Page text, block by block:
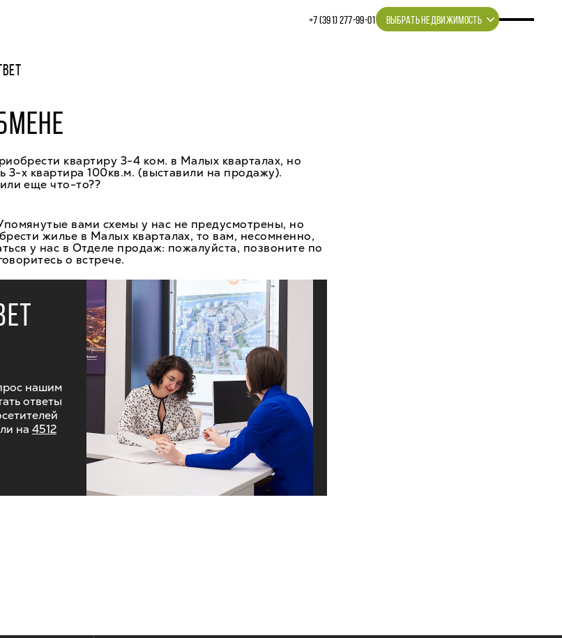
+7 (391) 277‒99‒01 ВЫБРАТЬ НЕДВИЖИМОСТЬ
квартиру 3-4 ком. в Малых кварталах, но
3-х квартира 100кв.м. (выставили на продажу).
еще что-то??
вами схемы у нас не предусмотрены, но
жилье в Малых кварталах, то вам, несомненно,
у нас в Отделе продаж: пожалуйста, позвоните по
о встрече.
нашим
ответы
на 4512